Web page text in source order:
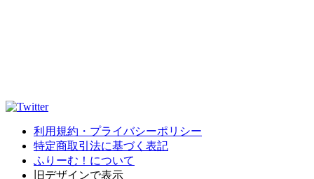
利用規約・プライバシーポリシー
特定商取引法に基づく表記
ふりーむ！について
旧デザインで表示